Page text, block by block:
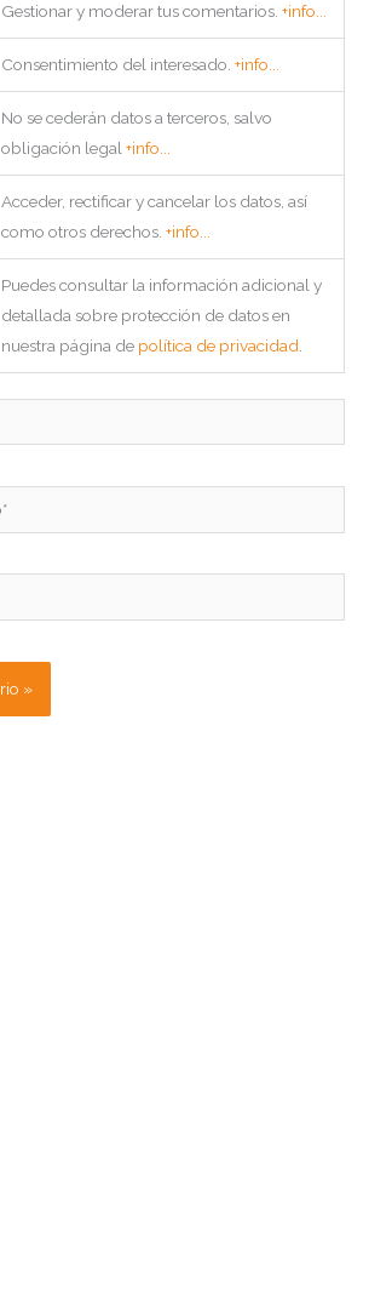
Gestionar y moderar tus comentarios. +info...
Consentimiento del interesado. +info...
No se cederán datos a terceros, salvo
obligación legal +info...
Acceder, rectificar y cancelar los datos, así
como otros derechos. +info...
Puedes consultar la información adicional y
detallada sobre protección de datos en
nuestra página de política de privacidad